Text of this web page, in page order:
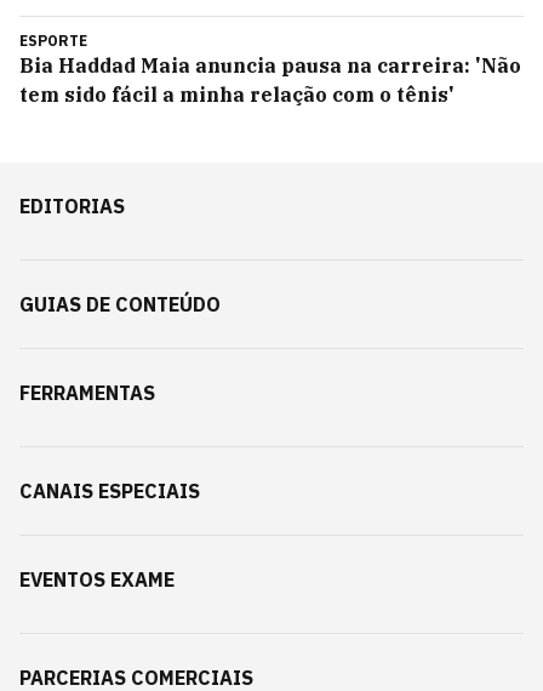
ESPORTE
Bia Haddad Maia anuncia pausa na carreira: 'Não
tem sido fácil a minha relação com o tênis'
EDITORIAS
GUIAS DE CONTEÚDO
FERRAMENTAS
CANAIS ESPECIAIS
EVENTOS EXAME
PARCERIAS COMERCIAIS